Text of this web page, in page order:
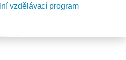
vzdělávací program